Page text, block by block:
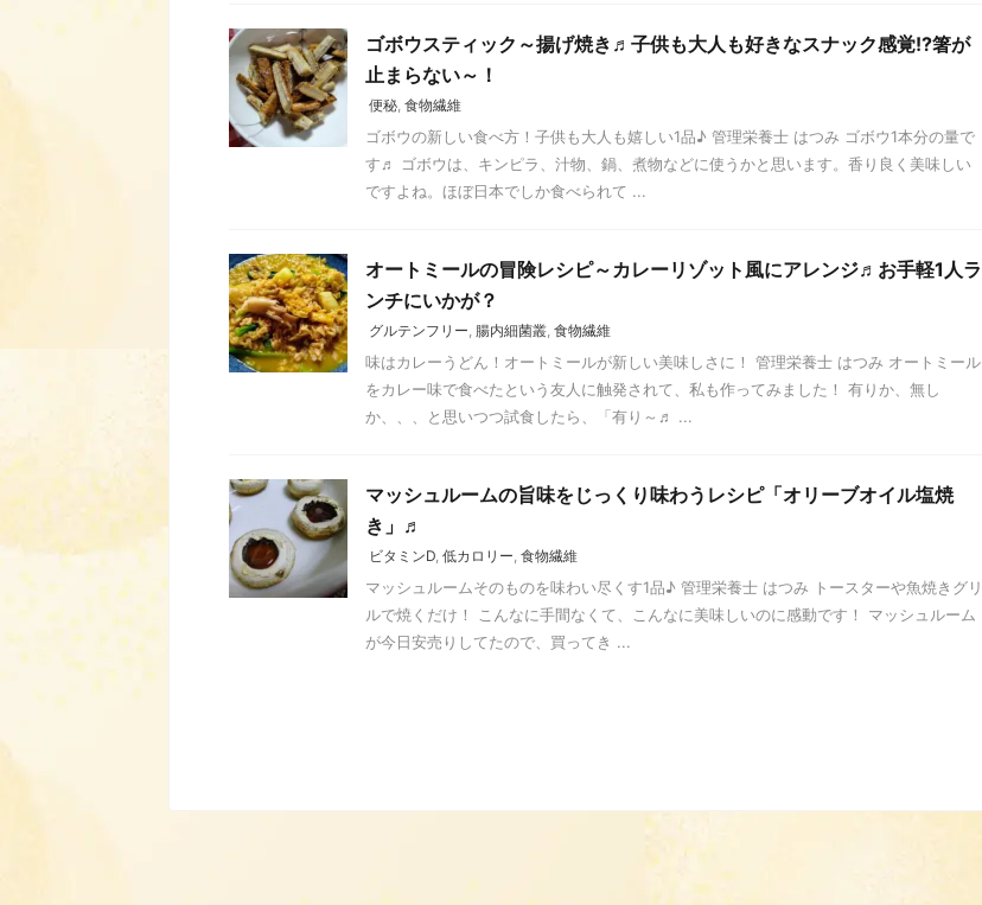
ゴボウスティック～揚げ焼き♬子供も大人も好きなスナック感覚!?箸が
止まらない～！
便秘, 食物繊維
ゴボウの新しい食べ方！子供も大人も嬉しい1品♪ 管理栄養士 はつみ ゴボウ1本分の量で
す♬ ゴボウは、キンピラ、汁物、鍋、煮物などに使うかと思います。香り良く美味しい
ですよね。ほぼ日本でしか食べられて ...
オートミールの冒険レシピ～カレーリゾット風にアレンジ♬お手軽1人ラ
ンチにいかが？
グルテンフリー, 腸内細菌叢, 食物繊維
味はカレーうどん！オートミールが新しい美味しさに！ 管理栄養士 はつみ オートミール
をカレー味で食べたという友人に触発されて、私も作ってみました！ 有りか、無し
か、、、と思いつつ試食したら、「有り～♬ ...
マッシュルームの旨味をじっくり味わうレシピ「オリーブオイル塩焼
き」♬
ビタミンD, 低カロリー, 食物繊維
マッシュルームそのものを味わい尽くす1品♪ 管理栄養士 はつみ トースターや魚焼きグリ
ルで焼くだけ！ こんなに手間なくて、こんなに美味しいのに感動です！ マッシュルーム
が今日安売りしてたので、買ってき ...